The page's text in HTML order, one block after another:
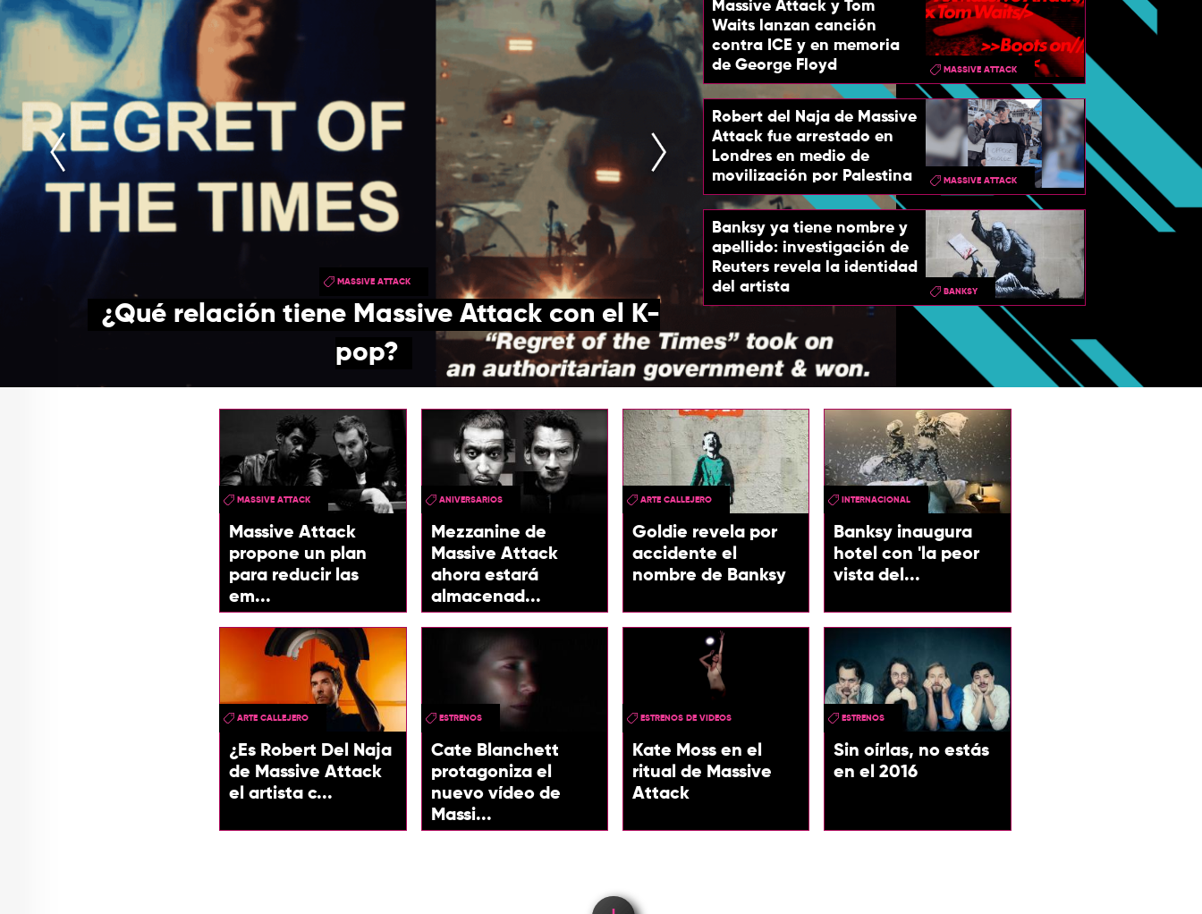
MASSIVE ATTACK
¿Qué relación tiene Massive Attack con el K-
pop?
La tensión
Spotify ¿qué
Massive Attack y Tom
Waits lanzan canción
contra ICE y en memoria
de George Floyd
MASSIVE ATTACK
Robert del Naja de Massive
Attack fue arrestado en
Londres en medio de
movilización por Palestina
MASSIVE ATTACK
Banksy ya tiene nombre y
apellido: investigación de
Reuters revela la identidad
del artista
BANKSY
Massive Attack
propone un plan
para reducir las
em...
MASSIVE ATTACK
Mezzanine de
Massive Attack
ahora estará
almacenad...
ANIVERSARIOS
Goldie revela por
accidente el
nombre de Banksy
ARTE CALLEJERO
Banksy inaugura
hotel con 'la peor
vista del...
INTERNACIONAL
¿Es Robert Del Naja
de Massive Attack
el artista c...
ARTE CALLEJERO
Cate Blanchett
protagoniza el
nuevo vídeo de
Massi...
ESTRENOS
Kate Moss en el
ritual de Massive
Attack
ESTRENOS DE VIDEOS
Sin oírlas, no estás
en el 2016
ESTRENOS
Load More